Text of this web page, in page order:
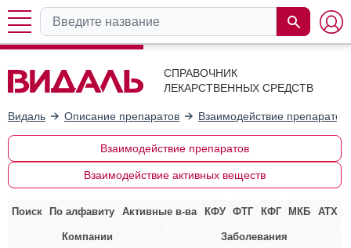
СПРАВОЧНИК
ЛЕКАРСТВЕННЫХ СРЕДСТВ
Видаль Описание препаратов Взаимодействие препаратов
Взаимодействие препаратов
Взаимодействие активных веществ
Поиск По алфавиту Активные в-ва КФУ ФТГ КФГ МКБ АТХ
Компании Заболевания